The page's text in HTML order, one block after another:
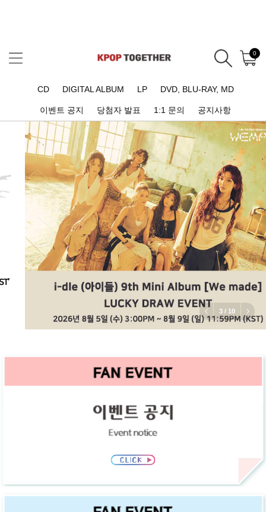
0
CD DIGITAL ALBUM LP DVD, BLU-RAY, MD
이벤트 공지 당첨자 발표 1:1 문의 공지사항
3 / 10